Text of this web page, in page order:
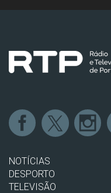
NOTÍCIAS
DESPORTO
TELEVISÃO